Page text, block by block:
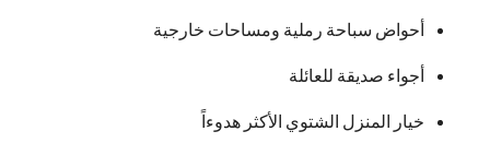
أحواض سباحة رملية ومساحات خارجية
أجواء صديقة للعائلة
خيار المنزل الشتوي الأكثر هدوءاً